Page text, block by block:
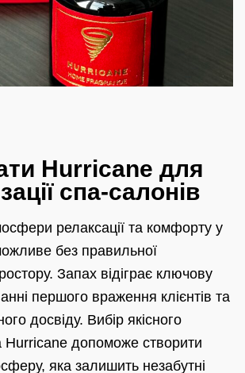
Hurricane для
спа-салонів
релаксації та комфорту у
без правильної
Запах відіграє ключову
першого враження клієнтів та
досвіду. Вибір якісного
Hurricane допоможе створити
яка залишить незабутні